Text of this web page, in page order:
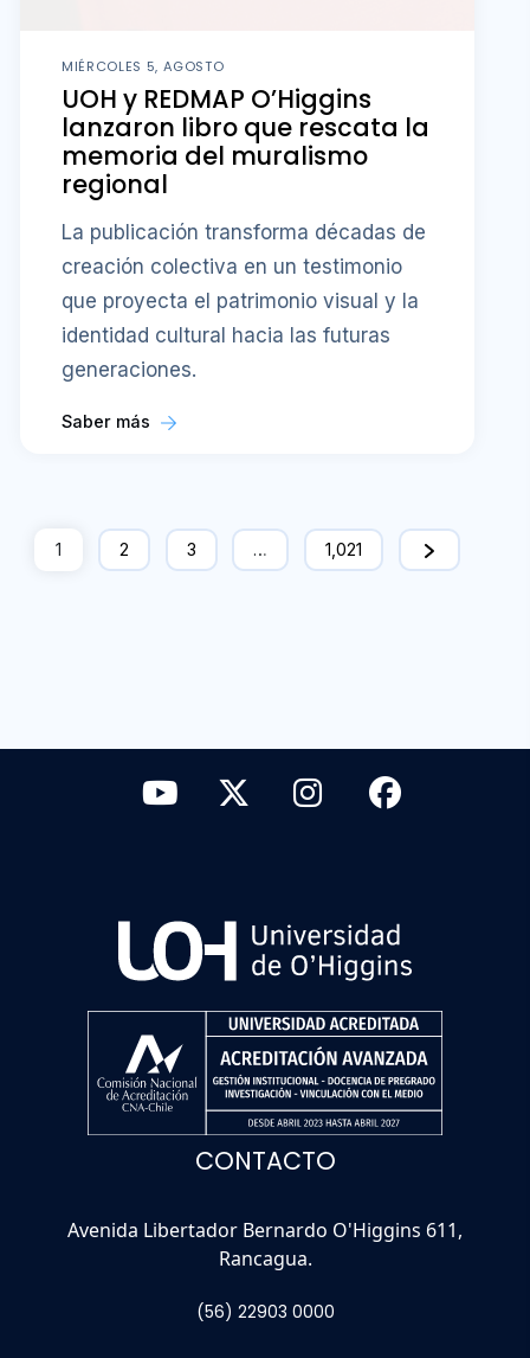
MIÉRCOLES 5, AGOSTO
UOH y REDMAP O’Higgins
lanzaron libro que rescata la
memoria del muralismo
regional
La publicación transforma décadas de
creación colectiva en un testimonio
que proyecta el patrimonio visual y la
identidad cultural hacia las futuras
generaciones.
Saber más
1 2 3 … 1,021
CONTACTO
Avenida Libertador Bernardo O'Higgins 611,
Rancagua.
(56) 22903 0000